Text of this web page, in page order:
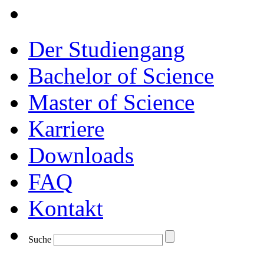
Der Studiengang
Bachelor of Science
Master of Science
Karriere
Downloads
FAQ
Kontakt
Suche